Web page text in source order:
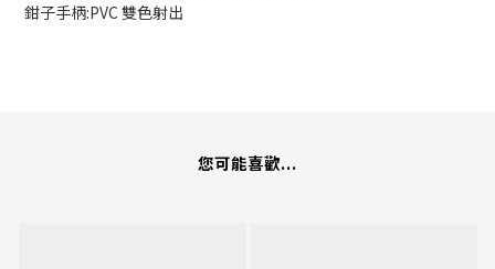
鉗子手柄:PVC 雙色射出
您可能喜歡...